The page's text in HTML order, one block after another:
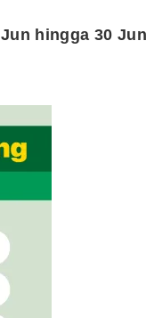
hingga 30 Jun